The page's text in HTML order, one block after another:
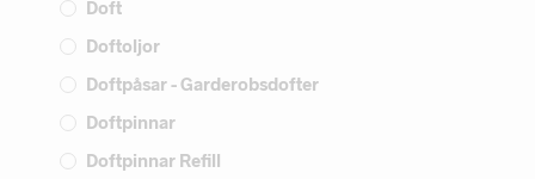
Doft
Doftoljor
Doftpåsar - Garderobsdofter
Doftpinnar
Doftpinnar Refill